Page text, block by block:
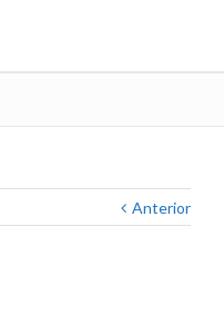
Anterior